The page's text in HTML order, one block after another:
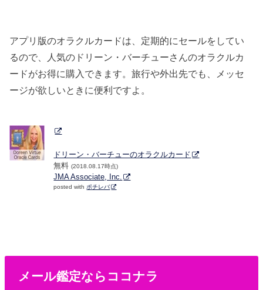
アプリ版のオラクルカードは、定期的にセールをしてい
るので、人気のドリーン・バーチューさんのオラクルカ
ードがお得に購入できます。旅行や外出先でも、メッセ
ージが欲しいときに便利ですよ。
ドリーン・バーチューのオラクルカード
無料 (2018.08.17時点)
JMA Associate, Inc.
posted with ポチレバ
メール鑑定ならココナラ